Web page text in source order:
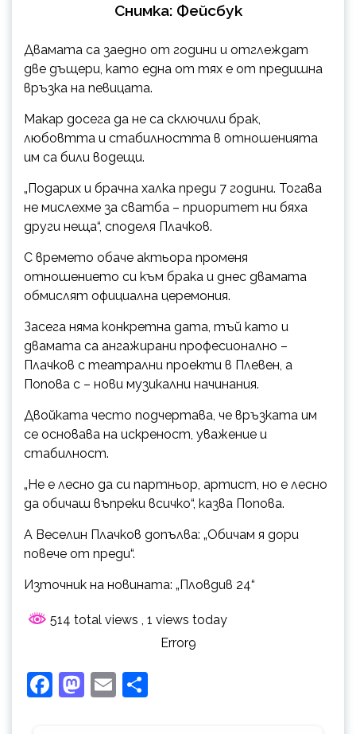
Снимка: Фейсбук
Двамата са заедно от години и отглеждат
две дъщери, като една от тях е от предишна
връзка на певицата.
Макар досега да не са сключили брак,
любовтта и стабилността в отношенията
им са били водещи.
„Подарих и брачна халка преди 7 години. Тогава
не мислехме за сватба – приоритет ни бяха
други неща“, споделя Плачков.
С времето обаче актьора променя
отношението си към брака и днес двамата
обмислят официална церемония.
Засега няма конкретна дата, тъй като и
двамата са ангажирани професионално –
Плачков с театрални проекти в Плевен, а
Попова с – нови музикални начинания.
Двойката често подчертава, че връзката им
се основава на искреност, уважение и
стабилност.
„Не е лесно да си партньор, артист, но е лесно
да обичаш въпреки всичко“, казва Попова.
А Веселин Плачков допълва: „Обичам я дори
повече от преди“.
Източник на новината: „Пловдив 24“
514 total views
, 1 views today
Error9
Facebook
Mastodon
Email